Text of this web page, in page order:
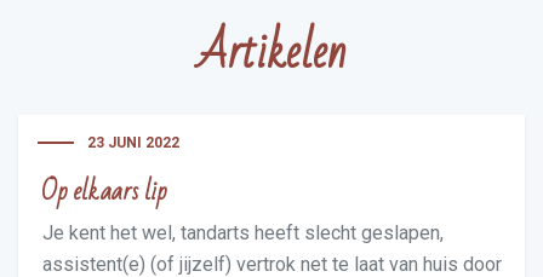
Artikelen
23 JUNI 2022
Op elkaars lip
Je kent het wel, tandarts heeft slecht geslapen,
assistent(e) (of jijzelf) vertrok net te laat van huis door